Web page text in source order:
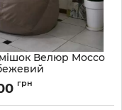
Велюр Mocco
mocco-9-l
грн